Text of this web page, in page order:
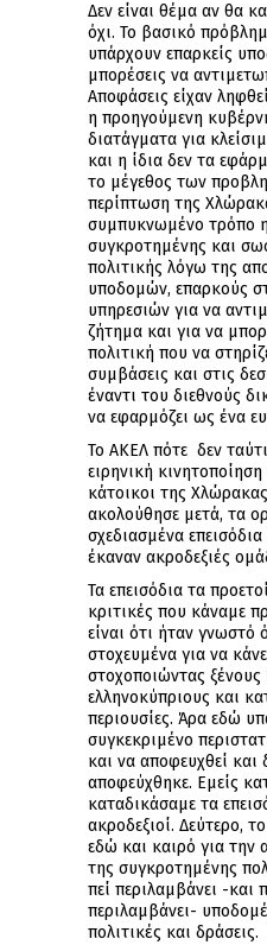
Δεν είναι θέμα αν θα
όχι. Το βασικό
υπάρχουν επαρκείς
μπορέσεις να
Αποφάσεις είχαν
η προηγούμενη
διατάγματα για
και η ίδια δεν τα
το μέγεθος των
περίπτωση της
συμπυκνωμένο τρόπο η
συγκροτημένης και
πολιτικής λόγω της
υποδομών, επαρκούς
υπηρεσιών για να
ζήτημα και για να
πολιτική που να
συμβάσεις και στις
έναντι του διεθνούς
να εφαρμόζει ως ένα
Το ΑΚΕΛ πότε δεν
ειρηνική κινητοποίηση
κάτοικοι της
ακολούθησε μετά, τα
σχεδιασμένα
έκαναν ακροδεξιές
Τα επεισόδια τα
κριτικές που κάναμε
είναι ότι ήταν γνωστό
στοχευμένα για να
στοχοποιώντας ξένους
ελληνοκύπριους και
περιουσίες. Άρα εδώ
συγκεκριμένο
και να αποφευχθεί
αποφεύχθηκε. Εμείς
καταδικάσαμε τα
ακροδεξιοί. Δεύτερο,
εδώ και καιρό για την
της συγκροτημένης
πεί περιλαμβάνει -και
περιλαμβάνει-
πολιτικές και δράσεις.